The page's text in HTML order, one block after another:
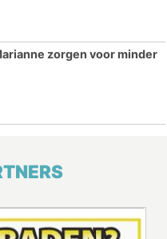
zorgen voor minder